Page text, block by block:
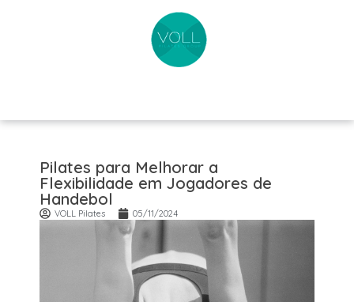
Pilates para Melhorar a
Flexibilidade em Jogadores de
Handebol
VOLL Pilates 05/11/2024